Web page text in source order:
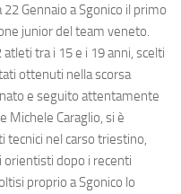
22 Gennaio a Sgonico il primo
junior del team veneto.
tra i 15 e i 19 anni, scelti
ottenuti nella scorsa
e seguito attentamente
Michele Caraglio, si è
nel carso triestino,
orientisti dopo i recenti
proprio a Sgonico lo